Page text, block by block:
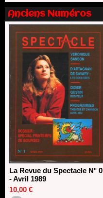
Dispositif SACD Auteurs
18/03/2026
Anciens Numéros
La Revue du Spectacle N°
- Avril 1989
10,00 €